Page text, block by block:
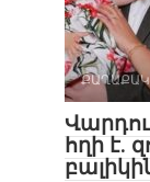
հղի է.